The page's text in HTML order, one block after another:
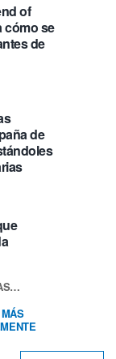
of
cómo se
de
de